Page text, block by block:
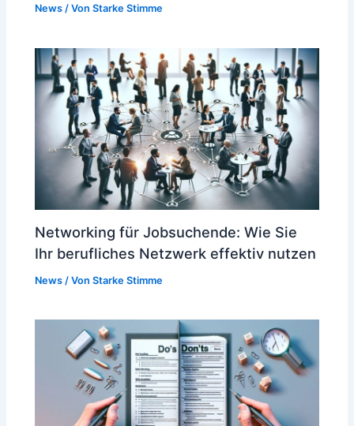
News / VonStarke Stimme
Networking für Jobsuchende: Wie Sie
Ihr berufliches Netzwerk effektiv nutzen
News / VonStarke Stimme